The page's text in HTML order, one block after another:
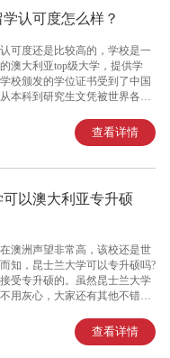
不过有同学有疑问的就是，我
，正常来说是需要本科毕业拿
到
认可度怎么样？
可度还是比较高的，学校是一
澳大利亚top级大学，提供学
校颁发的学位证书受到了中国
本科到研究生文凭被世界各国
查看详情
以澳大利亚专升硕
澳洲声望非常高，该校还是世
知，昆士兰大学可以专升硕吗?
受专升硕的。虽然昆士兰大学
用灰心，大家还有其他不错的
表现也是非常不错的。
查看详情